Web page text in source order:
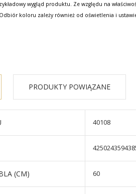
wygląd produktu. Ze względu na
koloru zależy również od oświetlenia i
PRODUKTY POWIĄZANE
40108
(CM) 60